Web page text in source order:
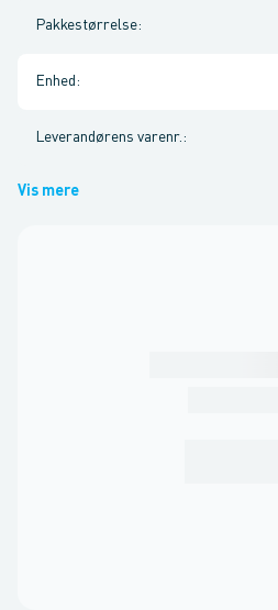
Pakkestørrelse:
Enhed :
Leverandørens varenr. :
Vis mere